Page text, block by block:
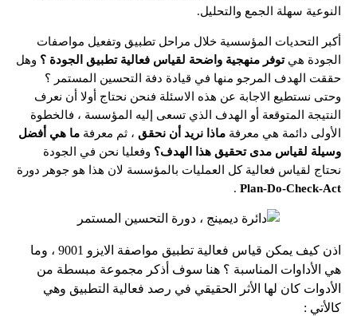
النوعية سهلة الجمع والتحليل.
أكبر التحديات المؤسسية خلال مراحل تطبيق وتفعيل مواصفات
الجودة هيتوفر منهجية واضحة لقياس فعالية تطبيق الجودة ؟ وهل
حققت الهدف المرجو منها في قيادة دفة التحسين المستمر ؟
وحتى نستطيع الاجابة عن هذه الاسئلة فنحن نحتاج أولا أن نعرف
النتيجة المتوقعة أو الهدف الذي تسعى إليه المؤسسة ، فالخطوة
الأولى دائمة هي معرفة ماذا نريد أن نحقق ، ثم معرفة ما هي أفضل
وسيلة لقياس مدى تحقيق هذا الهدف؟ وفعليا نحن في الجودة
نحتاج لقياس فعالية كل العمليات بالمؤسسة لان هذا هو جوهر دورة
Plan-Do-Check-Act
.
اذن كيف يمكن قياس فعالية تطبيق مواصفة الايزو 9001 ، وما
هي الأداوات المناسبة ؟ هنا سوف أذكر مجموعة مبسطة من
الأدوات كان لها الأثر الحقيقي في رصد فعالية التطبيق وهي
كالأتي :